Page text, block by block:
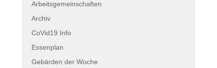
Arbeitsgemeinschaften
Archiv
CoVid19 Info
Essenplan
Gebärden der Woche